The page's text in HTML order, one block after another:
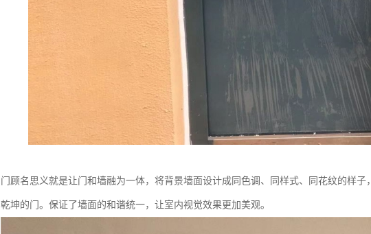
门顾名思义就是让门和墙融为一体，将背景墙面设计成同色调、同样式、同花纹的样
乾坤的门。保证了墙面的和谐统一，让室内视觉效果更加美观。